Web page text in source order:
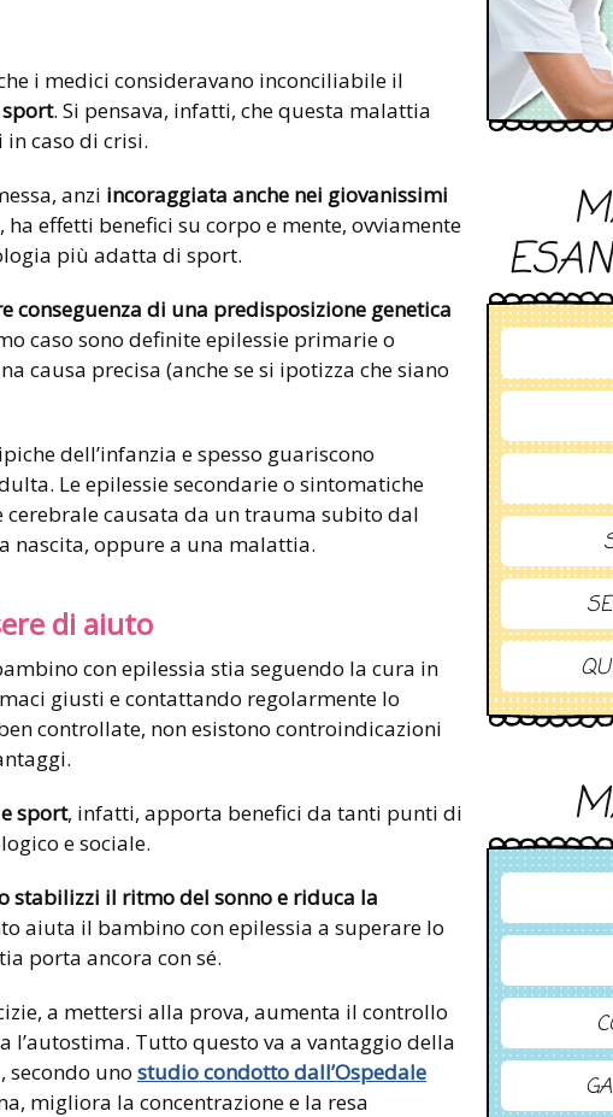
i medici consideravano inconciliabile il
. Si pensava, infatti, che questa malattia
caso di crisi.
anzi incoraggiata anche nei giovanissimi
effetti benefici su corpo e mente, ovviamente
più adatta di sport.
conseguenza di una predisposizione genetica
caso sono definite epilessie primarie o
causa precisa (anche se si ipotizza che siano
dell’infanzia e spesso guariscono
Le epilessie secondarie o sintomatiche
cerebrale causata da un trauma subito dal
nascita, oppure a una malattia.
di aiuto
con epilessia stia seguendo la cura in
giusti e contattando regolarmente lo
controllate, non esistono controindicazioni
sport, infatti, apporta benefici da tanti punti di
e sociale.
stabilizzi il ritmo del sonno e riduca la
aiuta il bambino con epilessia a superare lo
porta ancora con sé.
a mettersi alla prova, aumenta il controllo
Tutto questo va a vantaggio della
secondo uno studio condotto dall’Ospedale
migliora la concentrazione e la resa